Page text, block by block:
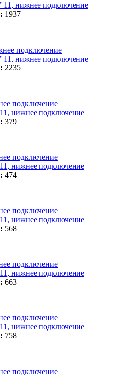
11, нижнее подключение
1937
11, нижнее подключение
2235
нижнее подключение
379
нижнее подключение
474
нижнее подключение
568
нижнее подключение
663
нижнее подключение
758